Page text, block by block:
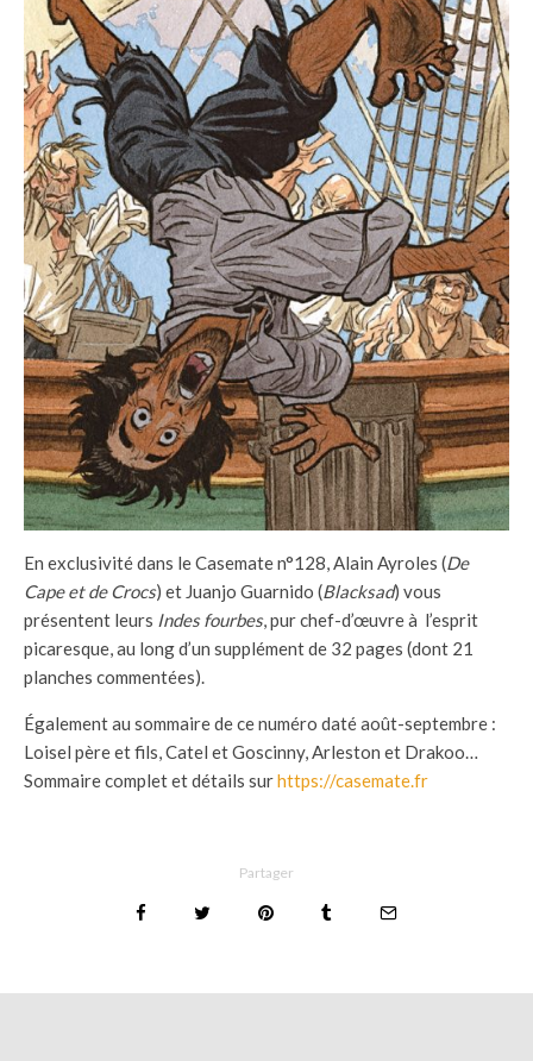
En exclusivité dans le Casemate n°128, Alain Ayroles (De
Cape et de Crocs) et Juanjo Guarnido (Blacksad) vous
présentent leurs Indes fourbes, pur chef-d’œuvre à l’esprit
picaresque, au long d’un supplément de 32 pages (dont 21
planches commentées).
Également au sommaire de ce numéro daté août-septembre :
Loisel père et fils, Catel et Goscinny, Arleston et Drakoo…
Sommaire complet et détails surhttps://casemate.fr
Partager